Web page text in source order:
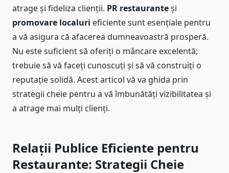
atrage și fideliza clienții. PR restauranteși
promovare localuri eficiente sunt esențiale pentru
a vă asigura că afacerea dumneavoastră prosperă.
Nu este suficient să oferiți o mâncare excelentă;
trebuie să vă faceți cunoscuți și să vă construiți o
reputație solidă. Acest articol vă va ghida prin
strategii cheie pentru a vă îmbunătăți vizibilitatea și
a atrage mai mulți clienți.
Relații Publice Eficiente pentru
Restaurante: Strategii Cheie